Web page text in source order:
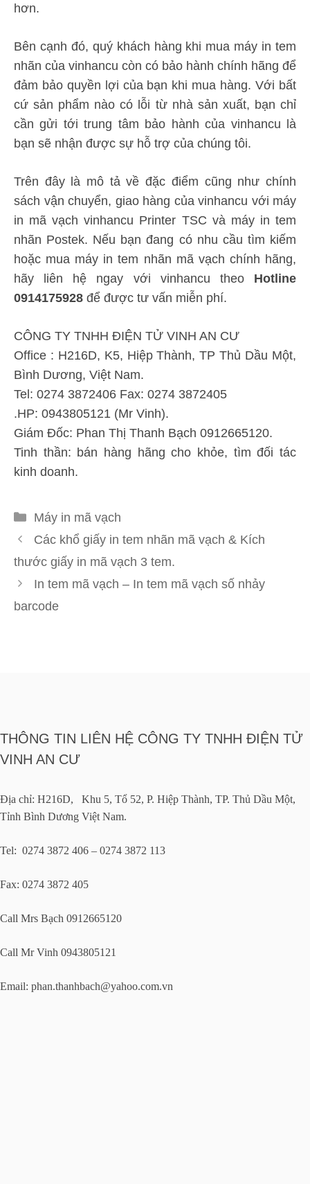
hơn.
Bên cạnh đó, quý khách hàng khi mua máy in tem
nhãn của vinhancu còn có bảo hành chính hãng để
đảm bảo quyền lợi của bạn khi mua hàng. Với bất
cứ sản phẩm nào có lỗi từ nhà sản xuất, bạn chỉ
cần gửi tới trung tâm bảo hành của vinhancu là
bạn sẽ nhận được sự hỗ trợ của chúng tôi.
Trên đây là mô tả về đặc điểm cũng như chính
sách vận chuyển, giao hàng của vinhancu với máy
in mã vạch vinhancu Printer TSC và máy in tem
nhãn Postek. Nếu bạn đang có nhu cầu tìm kiếm
hoặc mua máy in tem nhãn mã vạch chính hãng,
hãy liên hệ ngay với vinhancu theo Hotline
0914175928 để được tư vấn miễn phí.
CÔNG TY TNHH ĐIỆN TỬ VINH AN CƯ
Office : H216D, K5, Hiệp Thành, TP Thủ Dầu Một,
Bình Dương, Việt Nam.
Tel: 0274 3872406 Fax: 0274 3872405
.HP: 0943805121 (Mr Vinh).
Giám Đốc: Phan Thị Thanh Bạch 0912665120.
Tinh thần: bán hàng hãng cho khỏe, tìm đối tác
kinh doanh.
Danh
mục
Máy in mã vạch
Các khổ giấy in tem nhãn mã vạch & Kích
thước giấy in mã vạch 3 tem.
In tem mã vạch – In tem mã vạch số nhảy
barcode
THÔNG TIN LIÊN HỆ CÔNG TY TNHH ĐIỆN TỬ
VINH AN CƯ
Địa chỉ: H216D, Khu 5, Tổ 52, P. Hiệp Thành, TP. Thủ Dầu Một,
Tỉnh Bình Dương Việt Nam.
Tel: 0274 3872 406 – 0274 3872 113
Fax: 0274 3872 405
Call Mrs Bạch 0912665120
Call Mr Vinh 0943805121
Email: phan.thanhbach@yahoo.com.vn